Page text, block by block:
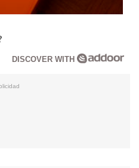
DISCOVER WITH